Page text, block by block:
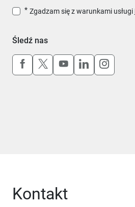
Zgadzam się z warunkami usługi
Śledź nas
Uwaga, link otworzy się
Uwaga, link otworzy
Uwaga, link
Uwaga,
Kontakt